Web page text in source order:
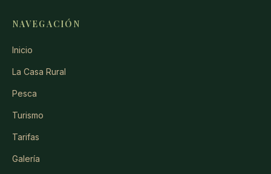
NAVEGACIÓN
Inicio
La Casa Rural
Pesca
Turismo
Tarifas
Galería